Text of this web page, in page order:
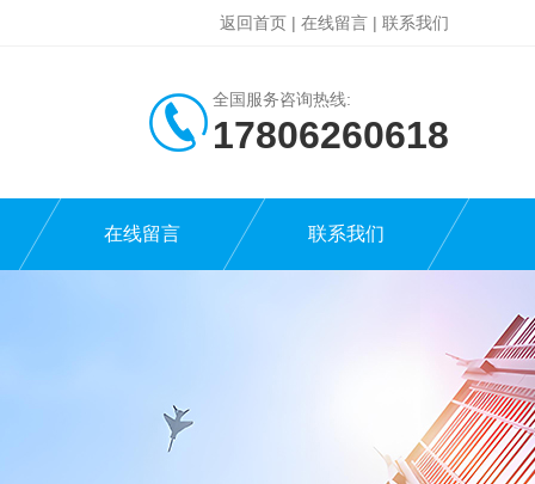
返回首页 | 在线留言 | 联系我们
全国服务咨询热线:
17806260618
在线留言 联系我们